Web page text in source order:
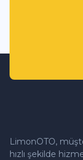
LimonOTO,
hızlı şekilde